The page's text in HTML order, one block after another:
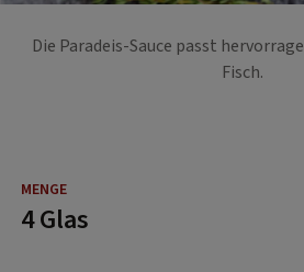
Die Paradeis-Sauce passt
Fisch.
4 Glas